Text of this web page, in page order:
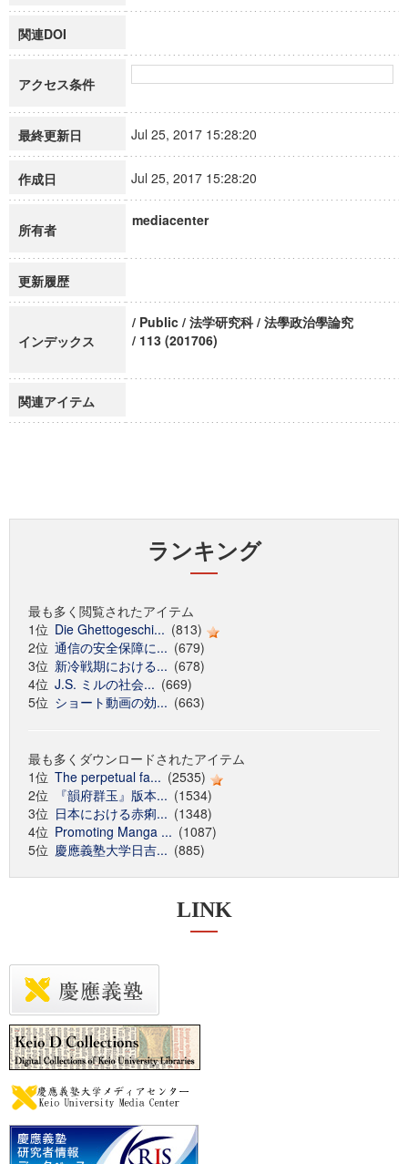
関連DOI
アクセス条件
最終更新日 Jul 25, 2017 15:28:20
作成日 Jul 25, 2017 15:28:20
所有者
mediacenter
更新履歴
インデックス
/ Public / 法学研究科 / 法學政治學論究
/ 113 (201706)
関連アイテム
ランキング
最も多く閲覧されたアイテム
1位 Die Ghettogeschi... (813)
2位 通信の安全保障に... (679)
3位 新冷戦期における... (678)
4位 J.S. ミルの社会... (669)
5位 ショート動画の効... (663)
最も多くダウンロードされたアイテム
1位 The perpetual fa... (2535)
2位
『韻府群玉』版本... (1534)
3位 日本における赤痢... (1348)
4位 Promoting Manga ... (1087)
5位 慶應義塾大学日吉... (885)
LINK